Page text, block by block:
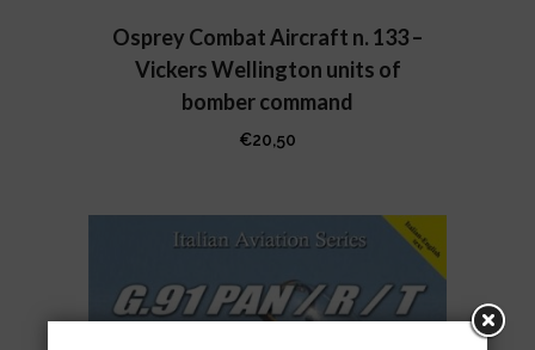
Osprey Combat Aircraft n. 133 –
Vickers Wellington units of
bomber command
€20,50